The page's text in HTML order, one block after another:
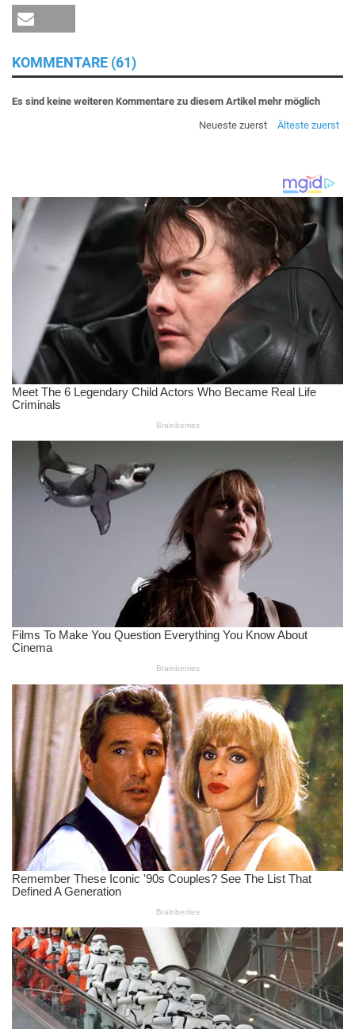
KOMMENTARE (61)
Es sind keine weiteren Kommentare zu diesem Artikel mehr möglich
Neueste zuerst
Älteste zuerst